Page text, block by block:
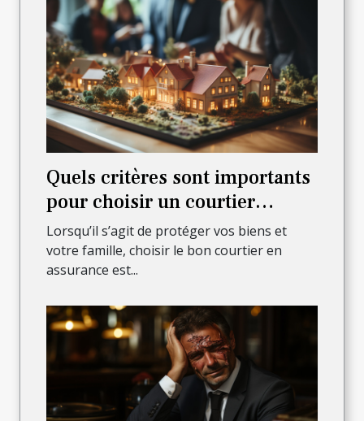
Quels critères sont importants
pour choisir un courtier
assurant sûreté et sécurité des
biens et de la famille ?
Lorsqu’il s’agit de protéger vos biens et
votre famille, choisir le bon courtier en
assurance est...